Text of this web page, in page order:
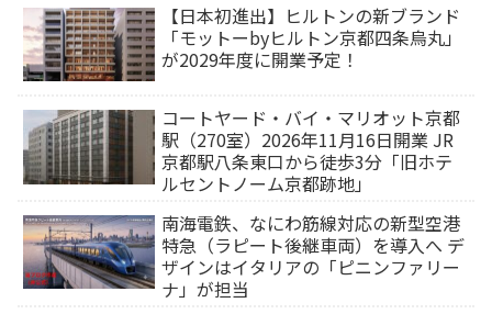
【日本初進出】ヒルトンの新ブランド
「モットーbyヒルトン京都四条烏丸」
が2029年度に開業予定！
コートヤード・バイ・マリオット京都
駅（270室）2026年11月16日開業 JR
京都駅八条東口から徒歩3分「旧ホテ
ルセントノーム京都跡地」
南海電鉄、なにわ筋線対応の新型空港
特急（ラピート後継車両）を導入へ デ
ザインはイタリアの「ピニンファリー
ナ」が担当